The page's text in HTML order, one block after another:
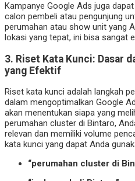
Kampanye Google Ads juga
calon pembeli atau pengunjung
perumahan atau show unit yang
lokasi yang tepat, ini bisa sangat
3. Riset Kata Kunci: Dasar
yang Efektif
Riset kata kunci adalah langkah
dalam mengoptimalkan Google
akan menentukan siapa yang
perumahan cluster di Bintaro,
relevan dan memiliki volume
kata kunci yang dapat Anda
“perumahan cluster di